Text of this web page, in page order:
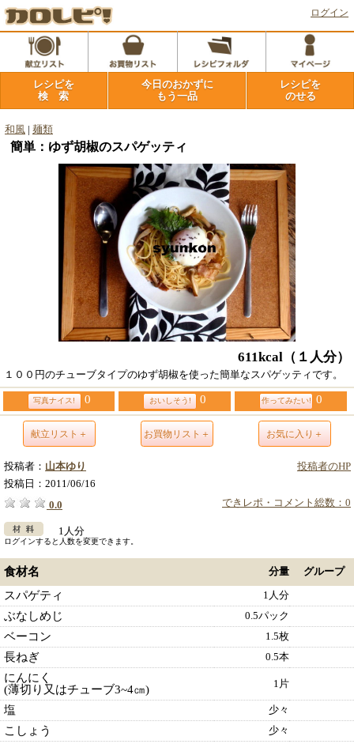
ログイン
レシピを
検 索
今日のおかずに
もう一品
レシピを
のせる
和風 麺類
簡単：ゆず胡椒のスパゲッティ
611kcal （１人分）
１００円のチューブタイプのゆず胡椒を使った簡単なスパゲッティです。
写真ナイス! 0 おいしそう! 0 作ってみたい! 0
献立リスト＋ お買物リスト＋ お気に入り＋
投稿者のHP
投稿者： 山本ゆり
投稿日： 2011/06/16
できレポ・コメント総数：0
0.0
1人分
ログインすると人数を変更できます。
食材名 分量 グループ
スパゲティ 1人分
ぶなしめじ 0.5パック
ベーコン 1.5枚
長ねぎ 0.5本
にんにく
(薄切り又はチューブ3~4㎝)
1片
塩 少々
こしょう 少々